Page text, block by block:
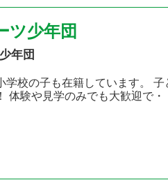
ツ少年団
年団
校の子も在籍しています。
体験や見学のみでも大歓迎で・